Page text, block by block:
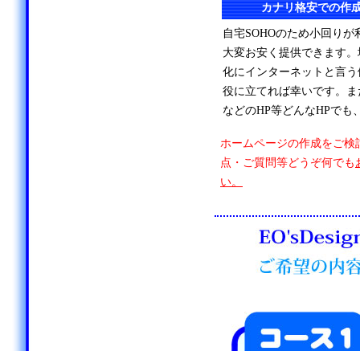
カナリ格安での作
自宅SOHOのため小回り
大変お安く提供できます
化にインターネットと言
役に立てれば幸いです。
などのHP等どんなHPでも
ホームページの作成をご検
点・ご質問等どうぞ何でも
い。